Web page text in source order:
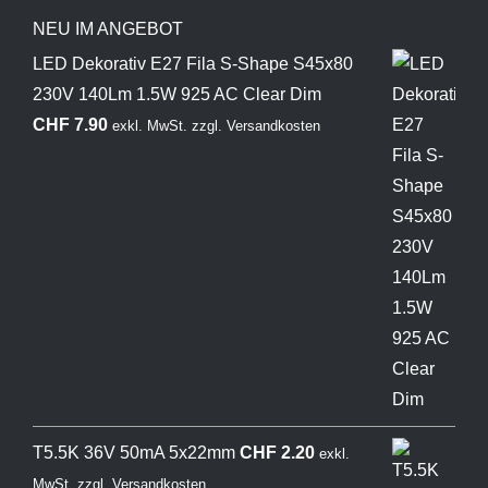
NEU IM ANGEBOT
LED Dekorativ E27 Fila S-Shape S45x80
230V 140Lm 1.5W 925 AC Clear Dim
CHF7.90 exkl. MwSt. zzgl. Versandkosten
T5.5K 36V 50mA 5x22mm CHF2.20 exkl.
MwSt. zzgl. Versandkosten